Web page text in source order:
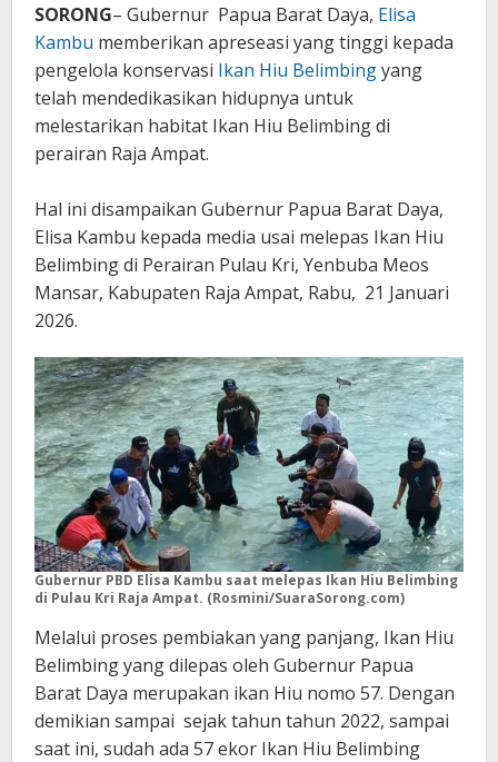
SORONG– Gubernur Papua Barat Daya, Elisa
Kambu memberikan apreseasi yang tinggi kepada
pengelola konservasi Ikan Hiu Belimbingyang
telah mendedikasikan hidupnya untuk
melestarikan habitat Ikan Hiu Belimbing di
perairan Raja Ampat.
Hal ini disampaikan Gubernur Papua Barat Daya,
Elisa Kambu kepada media usai melepas Ikan Hiu
Belimbing di Perairan Pulau Kri, Yenbuba Meos
Mansar, Kabupaten Raja Ampat, Rabu, 21 Januari
2026.
Gubernur PBD Elisa Kambu saat melepas Ikan Hiu Belimbing
di Pulau Kri Raja Ampat. (Rosmini/SuaraSorong.com)
Melalui proses pembiakan yang panjang, Ikan Hiu
Belimbing yang dilepas oleh Gubernur Papua
Barat Daya merupakan ikan Hiu nomo 57. Dengan
demikian sampai sejak tahun tahun 2022, sampai
saat ini, sudah ada 57 ekor Ikan Hiu Belimbing